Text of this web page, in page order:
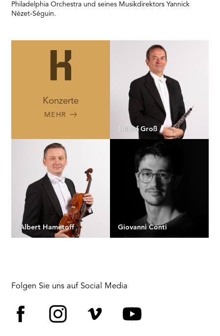
Philadelphia Orchestra und seines Musikdirektors Yannick
Nézet-Séguin.
Konzerte
MEHR
Detlef Groß
Albert Hametoff Giovanni Conti
Folgen Sie uns auf Social Media